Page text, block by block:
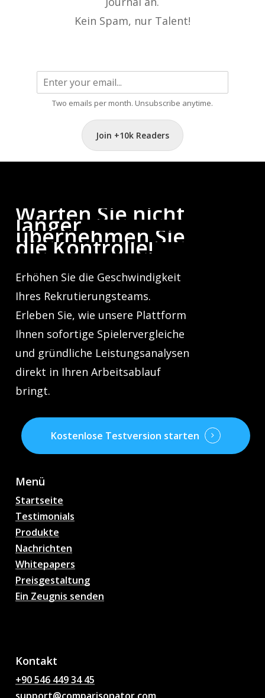
Kein Spam, nur Talent!
Two emails per month. Unsubscribe anytime.
Join +10k Readers
Warten Sie nicht
länger,
übernehmen Sie
dieKontrolle!
Erhöhen Sie die Geschwindigkeit
Ihres Rekrutierungsteams.
Erleben Sie, wie unsere Plattform
Ihnen sofortige Spielervergleiche
und gründliche Leistungsanalysen
direkt in Ihren Arbeitsablauf
bringt.
Kostenlose Testversion starten
Menü
Startseite
Testimonials
Produkte
Nachrichten
Whitepapers
Preisgestaltung
Ein Zeugnis senden
Kontakt
+90 546 449 34 45